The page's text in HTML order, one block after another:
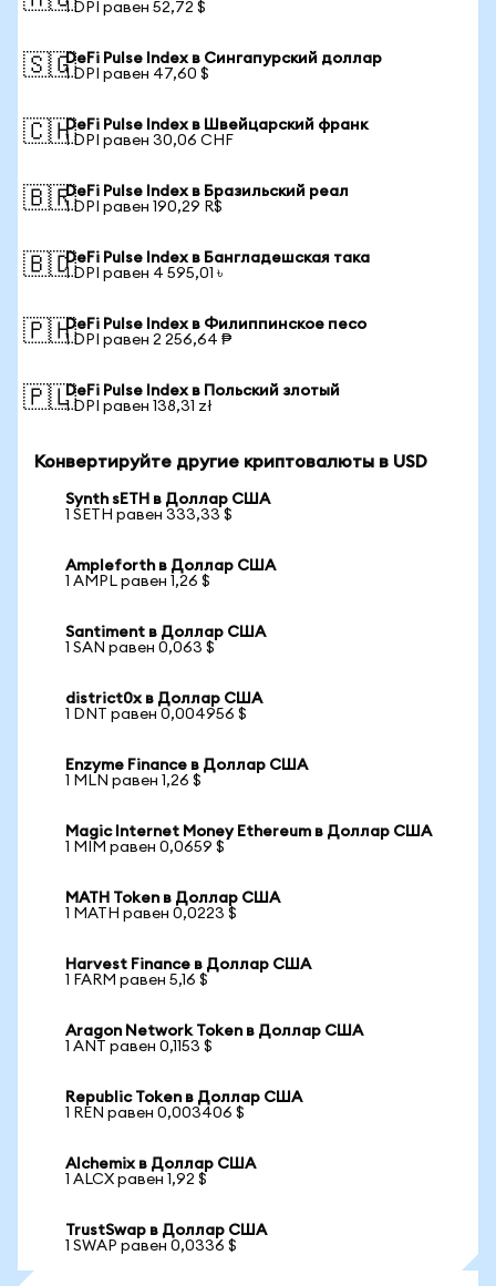
1 DPI равен 52,72 $
🇸🇬DeFi Pulse Index в Сингапурский доллар
1 DPI равен 47,60 $
🇨🇭DeFi Pulse Index в Швейцарский франк
1 DPI равен 30,06 CHF
🇧🇷DeFi Pulse Index в Бразильский реал
1 DPI равен 190,29 R$
🇧🇩DeFi Pulse Index в Бангладешская така
1 DPI равен 4 595,01 ৳
🇵🇭DeFi Pulse Index в Филиппинское песо
1 DPI равен 2 256,64 ₱
🇵🇱DeFi Pulse Index в Польский злотый
1 DPI равен 138,31 zł
Конвертируйте другие криптовалюты в USD
Synth sETH в Доллар США
1 SETH равен 333,33 $
Ampleforth в Доллар США
1 AMPL равен 1,26 $
Santiment в Доллар США
1 SAN равен 0,063 $
district0x в Доллар США
1 DNT равен 0,004956 $
Enzyme Finance в Доллар США
1 MLN равен 1,26 $
Magic Internet Money Ethereum в Доллар США
1 MIM равен 0,0659 $
MATH Token в Доллар США
1 MATH равен 0,0223 $
Harvest Finance в Доллар США
1 FARM равен 5,16 $
Aragon Network Token в Доллар США
1 ANT равен 0,1153 $
Republic Token в Доллар США
1 REN равен 0,003406 $
Alchemix в Доллар США
1 ALCX равен 1,92 $
TrustSwap в Доллар США
1 SWAP равен 0,0336 $